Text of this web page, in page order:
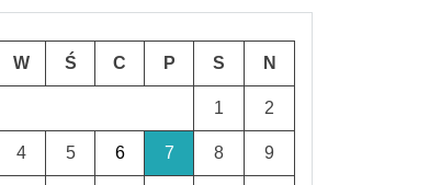
W Ś C P S N
1 2
4 5 6 7 8 9